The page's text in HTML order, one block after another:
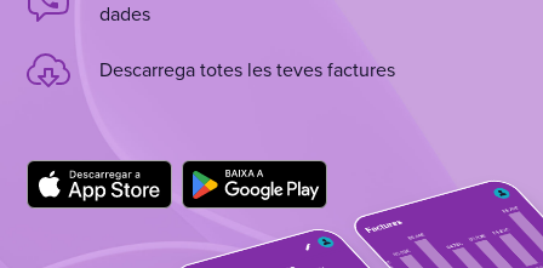
dades
Descarrega totes les teves factures